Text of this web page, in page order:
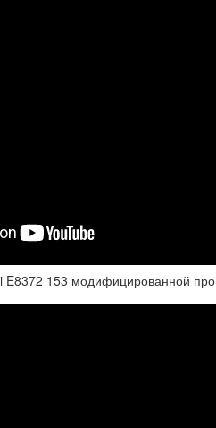
153 модифицированной